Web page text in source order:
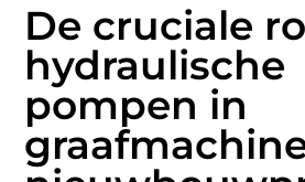
De cruciale
hydraulische
pompen in